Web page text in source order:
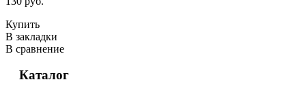
Купить
В закладки
В сравнение
Каталог